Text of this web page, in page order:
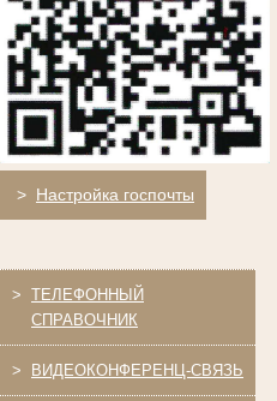
> Настройка госпочты
> ТЕЛЕФОННЫЙ
СПРАВОЧНИК
> ВИДЕОКОНФЕРЕНЦ-СВЯЗЬ